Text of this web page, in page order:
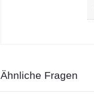
Ähnliche Fragen